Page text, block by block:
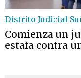
Distrito Judicial
Comienza un
estafa contra